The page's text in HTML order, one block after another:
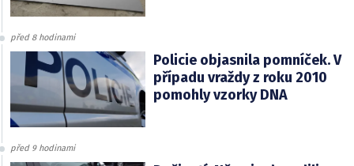
před 8 hodinami
Policie objasnila pomníček. V
případu vraždy z roku 2010
pomohly vzorky DNA
před 9 hodinami